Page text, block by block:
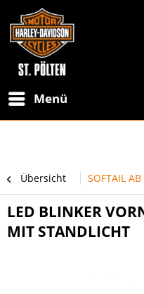
Menü
Übersicht SOFTAIL
LED BLINKER
MIT STANDLICHT